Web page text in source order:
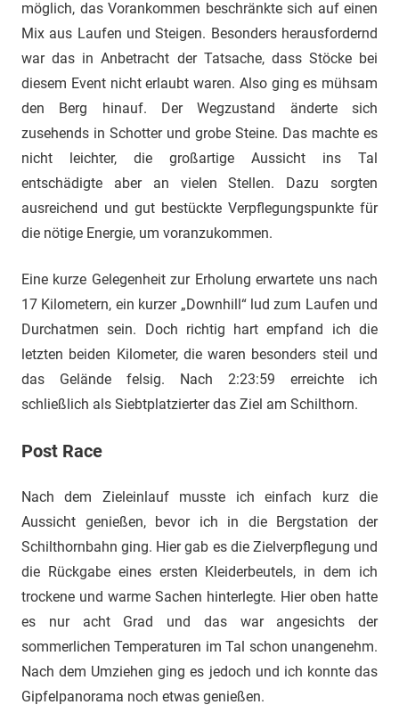
möglich, das Vorankommen beschränkte sich auf einen
Mix aus Laufen und Steigen. Besonders herausfordernd
war das in Anbetracht der Tatsache, dass Stöcke bei
diesem Event nicht erlaubt waren. Also ging es mühsam
den Berg hinauf. Der Wegzustand änderte sich
zusehends in Schotter und grobe Steine. Das machte es
nicht leichter, die großartige Aussicht ins Tal
entschädigte aber an vielen Stellen. Dazu sorgten
ausreichend und gut bestückte Verpflegungspunkte für
die nötige Energie, um voranzukommen.
Eine kurze Gelegenheit zur Erholung erwartete uns nach
17 Kilometern, ein kurzer „Downhill“ lud zum Laufen und
Durchatmen sein. Doch richtig hart empfand ich die
letzten beiden Kilometer, die waren besonders steil und
das Gelände felsig. Nach 2:23:59 erreichte ich
schließlich als Siebtplatzierter das Ziel am Schilthorn.
Post Race
Nach dem Zieleinlauf musste ich einfach kurz die
Aussicht genießen, bevor ich in die Bergstation der
Schilthornbahn ging. Hier gab es die Zielverpflegung und
die Rückgabe eines ersten Kleiderbeutels, in dem ich
trockene und warme Sachen hinterlegte. Hier oben hatte
es nur acht Grad und das war angesichts der
sommerlichen Temperaturen im Tal schon unangenehm.
Nach dem Umziehen ging es jedoch und ich konnte das
Gipfelpanorama noch etwas genießen.